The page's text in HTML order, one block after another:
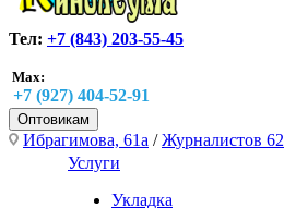
Тел: +7 (843) 203-55-45
Max:
+7 (927) 404-52-91
Оптовикам
Ибрагимова, 61а /Журналистов 62
Услуги
Укладка